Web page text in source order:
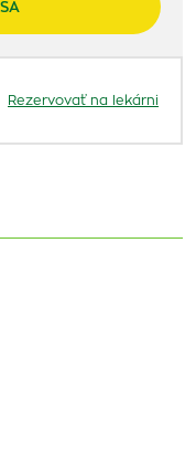
Rezervovať na lekárni